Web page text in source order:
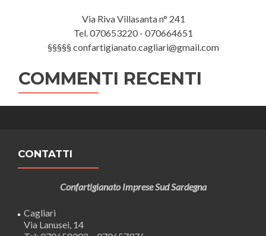
Via Riva Villasanta n° 241
Tel. 070653220 - 070664651
§§§§§ confartigianato.cagliari@gmail.com
COMMENTI RECENTI
CONTATTI
Confartigianato Imprese Sud Sardegna
Cagliari
Via Lanusei, 14